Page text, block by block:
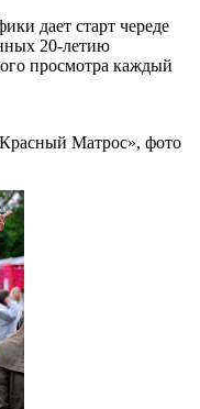
дает старт череде
20-летию
просмотра каждый
Матрос», фото